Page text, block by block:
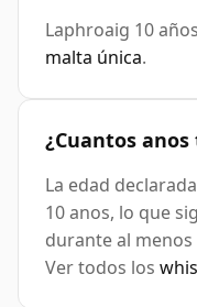
Laphroaig 10
malta única.
¿Cuantos
La edad
10 anos, lo que
durante al
Ver todos los